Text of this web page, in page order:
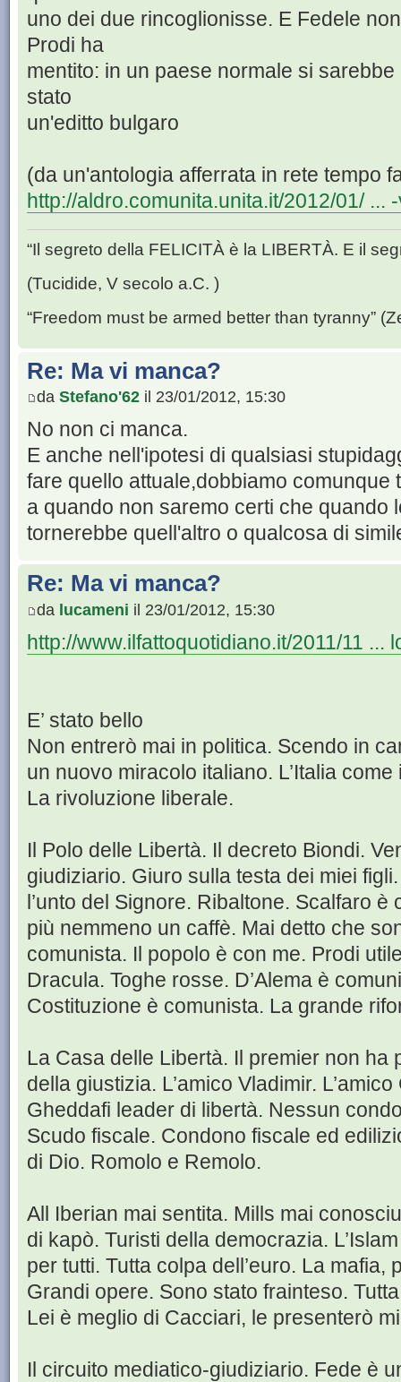
uno dei due rincoglionisse. E Fedele
Prodi ha
mentito: in un paese normale si
stato
un'editto bulgaro
(da un'antologia afferrata in rete tempo
http://aldro.comunita.unita.it/2012/01/ ...
“Il segreto della FELICITÀ è la LIBERTÀ. E il
(Tucidide, V secolo a.C. )
“Freedom must be armed better than tyranny”
Re: Ma vi manca?
da Stefano'62 il 23/01/2012, 15:30
No non ci manca.
E anche nell'ipotesi di qualsiasi
fare quello attuale,dobbiamo comunque
a quando non saremo certi che quando
tornerebbe quell'altro o qualcosa di
Re: Ma vi manca?
da lucameni il 23/01/2012, 15:30
http://www.ilfattoquotidiano.it/2011/11 ...
E’ stato bello
Non entrerò mai in politica. Scendo in
un nuovo miracolo italiano. L’Italia
La rivoluzione liberale.
Il Polo delle Libertà. Il decreto Biondi.
giudiziario. Giuro sulla testa dei miei
l’unto del Signore. Ribaltone. Scalfaro
più nemmeno un caffè. Mai detto che
comunista. Il popolo è con me. Prodi
Dracula. Toghe rosse. D’Alema è
Costituzione è comunista. La grande
La Casa delle Libertà. Il premier non ha
della giustizia. L’amico Vladimir.
Gheddafi leader di libertà. Nessun
Scudo fiscale. Condono fiscale ed
di Dio. Romolo e Remolo.
All Iberian mai sentita. Mills mai
di kapò. Turisti della democrazia.
per tutti. Tutta colpa dell’euro. La
Grandi opere. Sono stato frainteso.
Lei è meglio di Cacciari, le presenterò
Il circuito mediatico-giudiziario. Fede è